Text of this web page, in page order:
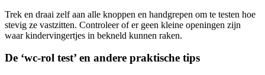
Trek en draai zelf aan alle knoppen en handgrepen om te testen hoe
stevig ze vastzitten. Controleer of er geen kleine openingen zijn
waar kindervingertjes in bekneld kunnen raken.
De ‘wc-rol test’ en andere praktische tips